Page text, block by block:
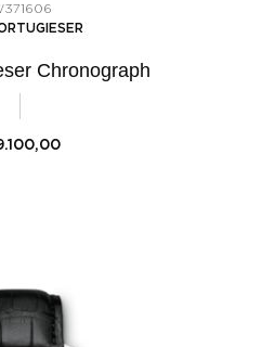
Chronograph